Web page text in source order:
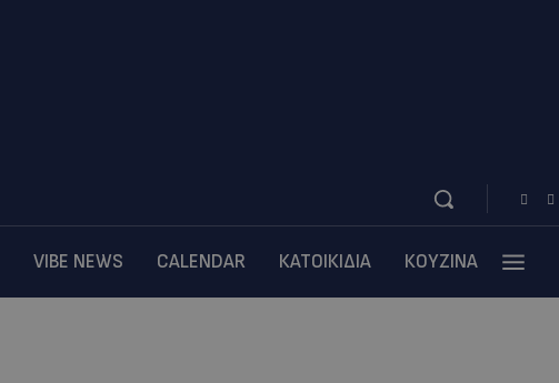
VIBE NEWS CALENDAR ΚΑΤΟΙΚΙΔΙΑ ΚΟΥΖΙΝΑ